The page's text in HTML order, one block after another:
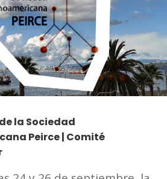
la Sociedad
Peirce | Comité